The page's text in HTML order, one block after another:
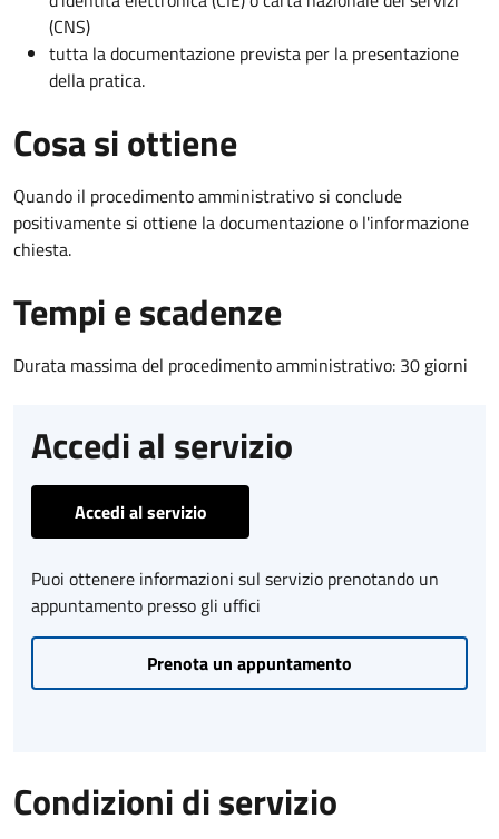
(CNS)
tutta la documentazione prevista per la presentazione
della pratica.
Cosa si ottiene
Quando il procedimento amministrativo si conclude
positivamente si ottiene la documentazione o l'informazione
chiesta.
Tempi e scadenze
Durata massima del procedimento amministrativo: 30 giorni
Accedi al servizio
Accedi al servizio
Puoi ottenere informazioni sul servizio prenotando un
appuntamento presso gli uffici
Prenota un appuntamento
Condizioni di servizio